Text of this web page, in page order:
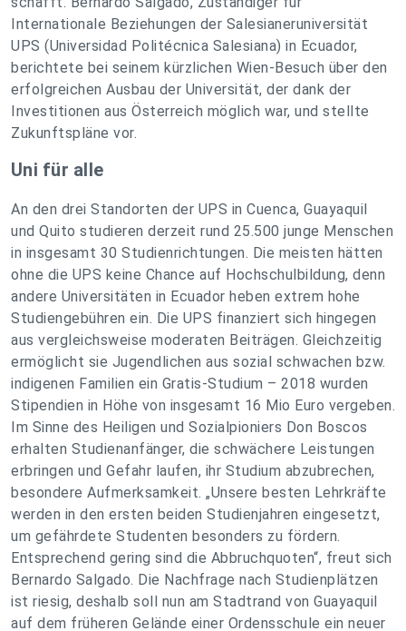
Internationale Beziehungen der Salesianeruniversität
UPS (Universidad Politécnica Salesiana) in Ecuador,
berichtete bei seinem kürzlichen Wien-Besuch über den
erfolgreichen Ausbau der Universität, der dank der
Investitionen aus Österreich möglich war, und stellte
Zukunftspläne vor.
Uni für alle
An den drei Standorten der UPS in Cuenca, Guayaquil
und Quito studieren derzeit rund 25.500 junge Menschen
in insgesamt 30 Studienrichtungen. Die meisten hätten
ohne die UPS keine Chance auf Hochschulbildung, denn
andere Universitäten in Ecuador heben extrem hohe
Studiengebühren ein. Die UPS finanziert sich hingegen
aus vergleichsweise moderaten Beiträgen. Gleichzeitig
ermöglicht sie Jugendlichen aus sozial schwachen bzw.
indigenen Familien ein Gratis-Studium – 2018 wurden
Stipendien in Höhe von insgesamt 16 Mio Euro vergeben.
Im Sinne des Heiligen und Sozialpioniers Don Boscos
erhalten Studienanfänger, die schwächere Leistungen
erbringen und Gefahr laufen, ihr Studium abzubrechen,
besondere Aufmerksamkeit. „Unsere besten Lehrkräfte
werden in den ersten beiden Studienjahren eingesetzt,
um gefährdete Studenten besonders zu fördern.
Entsprechend gering sind die Abbruchquoten“, freut sich
Bernardo Salgado. Die Nachfrage nach Studienplätzen
ist riesig, deshalb soll nun am Stadtrand von Guayaquil
auf dem früheren Gelände einer Ordensschule ein neuer